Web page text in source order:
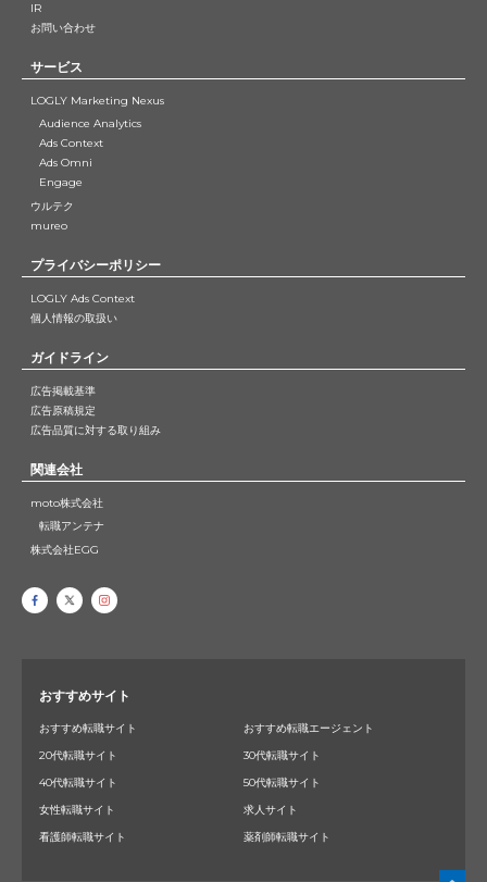
IR
お問い合わせ
サービス
LOGLY Marketing Nexus
Audience Analytics
Ads Context
Ads Omni
Engage
ウルテク
mureo
プライバシーポリシー
LOGLY Ads Context
個人情報の取扱い
ガイドライン
広告掲載基準
広告原稿規定
広告品質に対する取り組み
関連会社
moto株式会社
転職アンテナ
株式会社EGG
おすすめサイト
おすすめ転職サイト
おすすめ転職エージェント
20代転職サイト
30代転職サイト
40代転職サイト
50代転職サイト
女性転職サイト
求人サイト
看護師転職サイト
薬剤師転職サイト